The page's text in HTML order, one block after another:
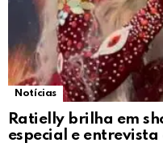
Notícias
Ratielly brilha em
especial e entrevista